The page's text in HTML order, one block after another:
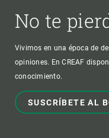
No te
Vivimos en una época de
opiniones. En CREAF
conocimiento.
SUSCRÍBETE AL